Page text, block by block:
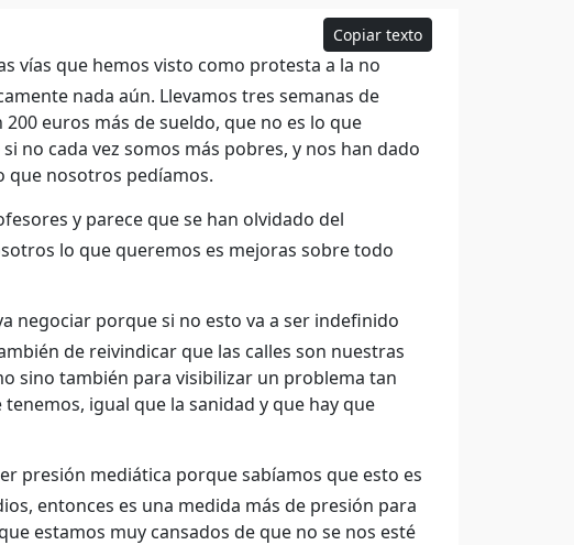
Copiar texto
vías que hemos visto como protesta a la no
nada aún. Llevamos tres semanas de
euros más de sueldo, que no es lo que
no cada vez somos más pobres, y nos han dado
que nosotros pedíamos.
y parece que se han olvidado del
lo que queremos es mejoras sobre todo
negociar porque si no esto va a ser indefinido
de reivindicar que las calles son nuestras
sino también para visibilizar un problema tan
igual que la sanidad y que hay que
presión mediática porque sabíamos que esto es
entonces es una medida más de presión para
estamos muy cansados de que no se nos esté